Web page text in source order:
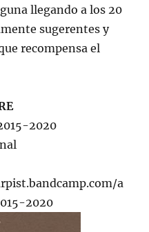
llegando a los 20
sugerentes y
recompensa el
2020
a
2020